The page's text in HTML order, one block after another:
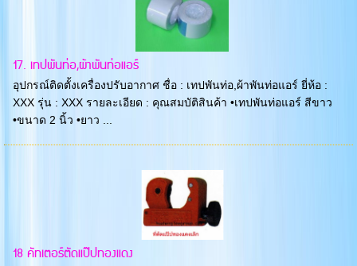
17. เทปพันท่อ,ผ้าพันท่อแอร์
อุปกรณ์ติดตั้งเครื่องปรับอากาศ ชื่อ : เทปพันท่อ,ผ้าพันท่อแอร์ ยี่ห้อ :
XXX รุ่น : XXX รายละเอียด : คุณสมบัติสินค้า •เทปพันท่อแอร์ สีขาว
•ขนาด 2 นิ้ว •ยาว ...
18 คัทเตอร์ตัดแป๊ปทองแดง